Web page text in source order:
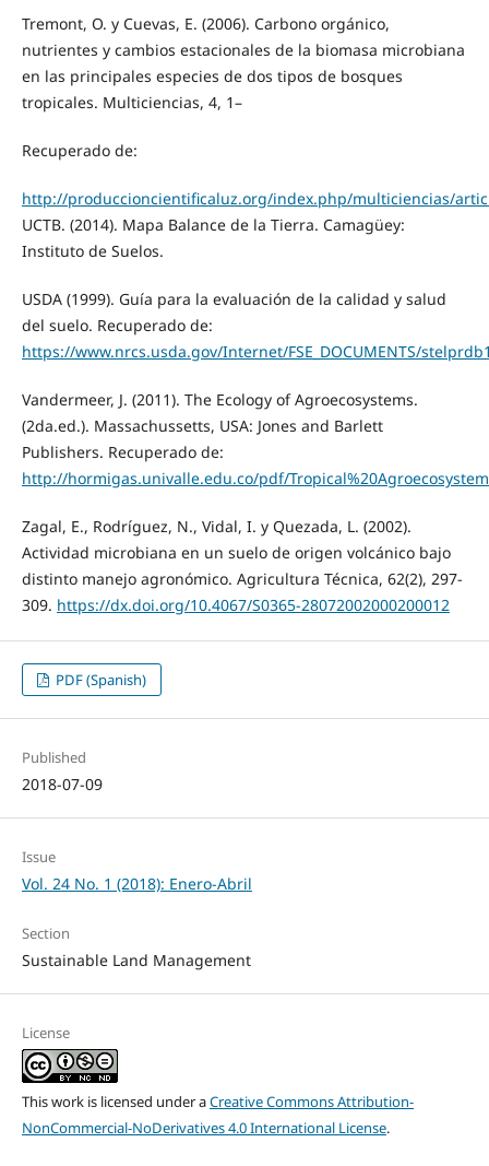
Tremont, O. y Cuevas, E. (2006). Carbono orgánico,
nutrientes y cambios estacionales de la biomasa microbiana
en las principales especies de dos tipos de bosques
tropicales. Multiciencias, 4, 1–
Recuperado de:
http://produccioncientificaluz.org/index.php/multiciencias/
UCTB. (2014). Mapa Balance de la Tierra. Camagüey:
Instituto de Suelos.
USDA (1999). Guía para la evaluación de la calidad y salud
del suelo. Recuperado de:
https://www.nrcs.usda.gov/Internet/FSE_DOCUMENTS/
Vandermeer, J. (2011). The Ecology of Agroecosystems.
(2da.ed.). Massachussetts, USA: Jones and Barlett
Publishers. Recuperado de:
http://hormigas.univalle.edu.co/pdf/
Zagal, E., Rodríguez, N., Vidal, I. y Quezada, L. (2002).
Actividad microbiana en un suelo de origen volcánico bajo
distinto manejo agronómico. Agricultura Técnica, 62(2), 297-
309. https://dx.doi.org/10.4067/S0365-28072002000200012
PDF (Spanish)
Published
2018-07-09
Issue
Vol. 24 No. 1 (2018): Enero-Abril
Section
Sustainable Land Management
License
This work is licensed under aCreative Commons Attribution-
NonCommercial-NoDerivatives 4.0 International License.